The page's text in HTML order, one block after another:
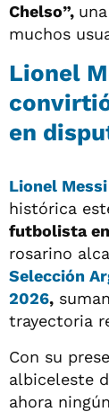
Chelso”,
muchos
Lionel
en
Lionel Messi
histórica
futbolista
rosarino
Selección
2026,
trayectoria
Con su
albiceleste
ahora